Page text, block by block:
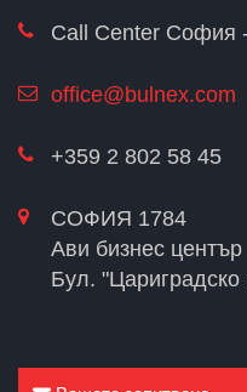
Call Center София
office@bulnex.com
+359 2 802 58 45
СОФИЯ 1784
Ави бизнес център
Бул. "Цариградско